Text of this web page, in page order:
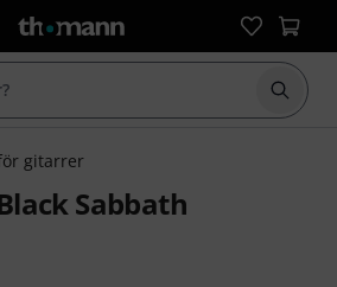
Börja
gitarrer
Sabbath
stjärnor från 2 kundbetyg